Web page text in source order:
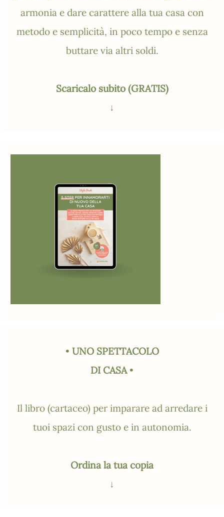
armonia e dare carattere alla tua casa con
metodo e semplicità, in poco tempo e senza
buttare via altri soldi.
Scaricalo subito (GRATIS)
↓
• UNO SPETTACOLO
DI CASA•
Il libro (cartaceo) per imparare ad arredare i
tuoi spazi con gusto e in autonomia.
Ordina la tua copia
↓